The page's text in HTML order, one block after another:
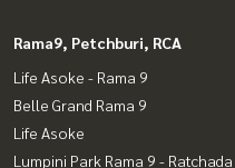
Rama9, Petchburi, RCA
Life Asoke - Rama 9
Belle Grand Rama 9
Life Asoke
Lumpini Park Rama 9 - Ratchada